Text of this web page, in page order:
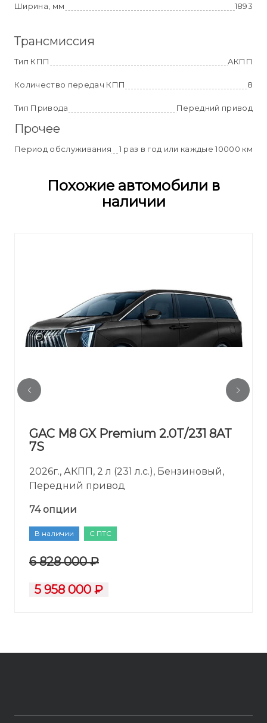
Ширина, мм 1893
Трансмиссия
Тип КПП АКПП
Количество передач КПП 8
Тип Привода Передний привод
Прочее
Период обслуживания 1 раз в год или каждые 10000 км
Похожие автомобили в
наличии
GAC M8 GX Premium 2.0T/231 8AT
7S
2026г., АКПП, 2 л (231 л.с.), Бензиновый,
Передний привод
74 опции
В наличии С ПТС
6 828 000 ₽
5 958 000 ₽